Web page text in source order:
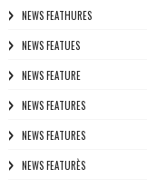
NEWS FEATHURES
NEWS FEATUES
NEWS FEATURE
NEWS FEATURES
NEWS FEATURES
NEWS FEATURÈS